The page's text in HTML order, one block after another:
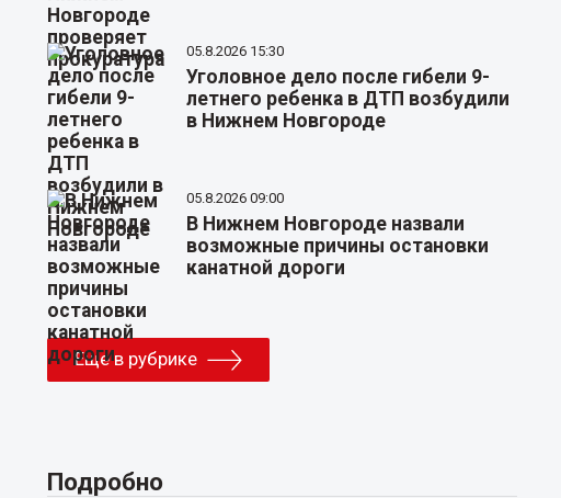
05.8.2026 15:30
Уголовное дело после гибели 9-
летнего ребенка в ДТП возбудили
в Нижнем Новгороде
05.8.2026 09:00
В Нижнем Новгороде назвали
возможные причины остановки
канатной дороги
Еще в рубрике
Подробно